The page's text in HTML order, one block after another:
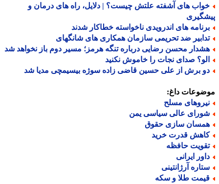
های آشفته علتش چیست؟ | دلایل، راه های درمان و
های اندرویدی ناخواسته خطاکار شدند
ضد تحریمی سازمان همکاری های شانگهای
محسن رضایی درباره تنگه هرمز؛ مسیر دوم باز نخواهد شد
صدای نجات را خاموش نکنید
برش از علی حسین قاضی زاده سوژه بیسیمچی مدیا شد
داغ:
مسلح
عالی سیاسی یمن
سازی حقوق
قدرت خرید
حافظه
ایرانی
آرژانتینی
طلا و سکه